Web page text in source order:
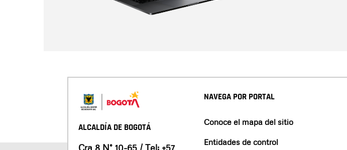
ALCALDÍA DE BOGOTÁ
Cra 8 N° 10-65 / Tel: +57
NAVEGA POR PORTAL
Conoce el mapa del sitio
Entidades de control